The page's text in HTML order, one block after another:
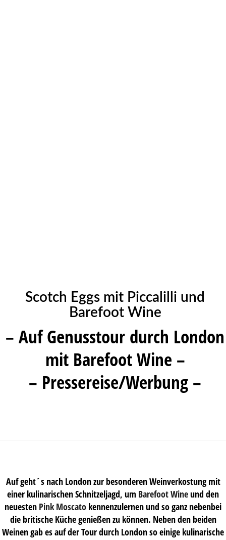
Scotch Eggs mit Piccalilli und
Barefoot Wine
– Auf Genusstour durch London
mit Barefoot Wine –
– Pressereise/Werbung –
Auf geht´s nach London zur besonderen Weinverkostung mit
einer kulinarischen Schnitzeljagd, um Barefoot Wineund den
neuesten Pink Moscato kennenzulernen und so ganz nebenbei
die britische Küche genießen zu können. Neben den beiden
Weinen gab es auf der Tour durch London so einige kulinarische